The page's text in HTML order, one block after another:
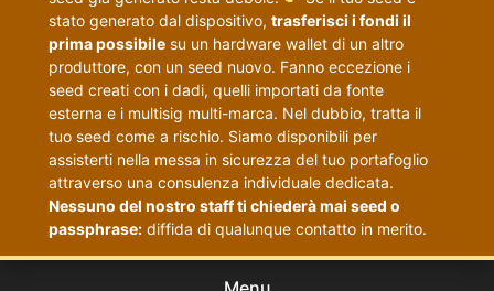
stato generato dal dispositivo, trasferisci i fondi il
prima possibilesu un hardware wallet di un altro
produttore, con un seed nuovo. Fanno eccezione i
seed creati con i dadi, quelli importati da fonte
esterna e i multisig multi-marca. Nel dubbio, tratta il
tuo seed come a rischio. Siamo disponibili per
assisterti nella messa in sicurezza del tuo portafoglio
attraverso una consulenza individuale dedicata.
Nessuno del nostro staff ti chiederà mai seed o
passphrase:diffida di qualunque contatto in merito.